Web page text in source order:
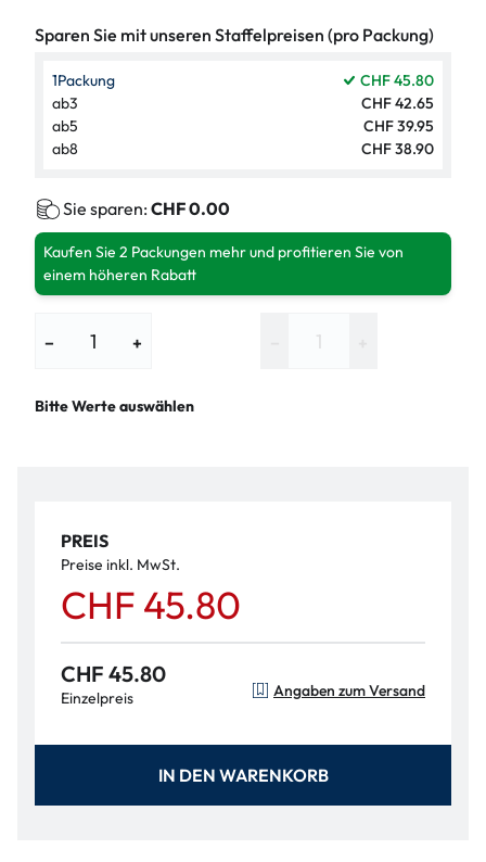
Sparen Sie mit unseren Staffelpreisen (pro Packung)
1Packung
CHF 45.80
ab3
CHF 42.65
ab5
CHF 39.95
ab8 CHF 38.90
Sie sparen: CHF 0.00
Kaufen Sie 2 Packungen mehr und profitieren Sie von
einem höheren Rabatt
− +
Bitte Werte auswählen
PREIS
Preise inkl. MwSt.
CHF 45.80
CHF 45.80
Einzelpreis Angaben zum Versand
IN DEN WARENKORB